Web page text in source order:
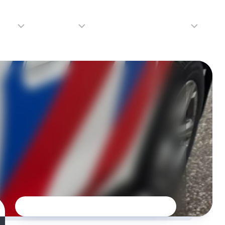
LIVE
Over